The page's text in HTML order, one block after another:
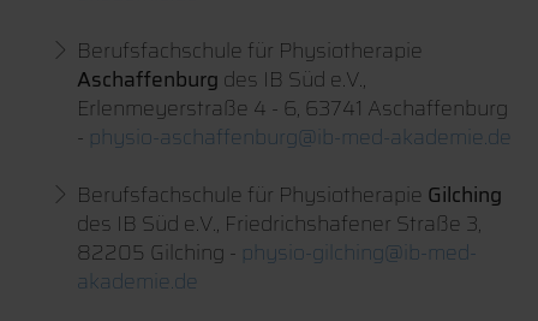
Berufsfachschule für Physiotherapie
Aschaffenburg des IB Süd e.V.,
Erlenmeyerstraße 4 - 6, 63741 Aschaffenburg
- physio-aschaffenburg@ib-med-akademie.de
Berufsfachschule für Physiotherapie Gilching
des IB Süd e.V., Friedrichshafener Straße 3,
82205 Gilching - physio-gilching@ib-med-
akademie.de